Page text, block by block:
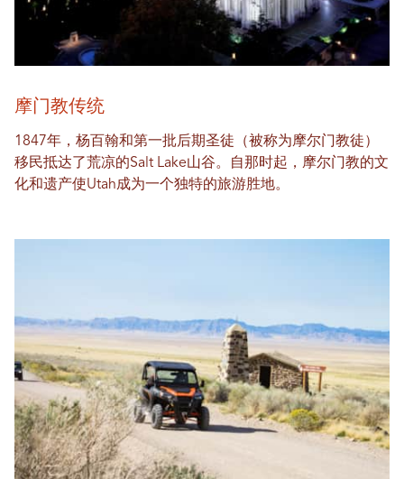
摩门教传统
1847年，杨百翰和第一批后期圣徒（被称为摩尔门教徒）
移民抵达了荒凉的Salt Lake山谷。自那时起，摩尔门教的文
化和遗产使Utah成为一个独特的旅游胜地。